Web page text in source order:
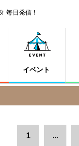
毎日発信！
イベント
1 ...